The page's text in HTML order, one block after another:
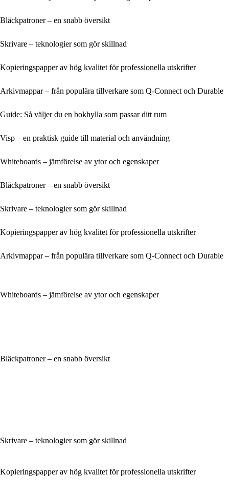
Bläckpatroner – en snabb översikt
Skrivare – teknologier som gör skillnad
Kopieringspapper av hög kvalitet för professionella utskrifter
Arkivmappar – från populära tillverkare som Q-Connect och Durable
Guide: Så väljer du en bokhylla som passar ditt rum
Visp – en praktisk guide till material och användning
Whiteboards – jämförelse av ytor och egenskaper
Bläckpatroner – en snabb översikt
Skrivare – teknologier som gör skillnad
Kopieringspapper av hög kvalitet för professionella utskrifter
Arkivmappar – från populära tillverkare som Q-Connect och Durable
Whiteboards – jämförelse av ytor och egenskaper
Bläckpatroner – en snabb översikt
Skrivare – teknologier som gör skillnad
Kopieringspapper av hög kvalitet för professionella utskrifter